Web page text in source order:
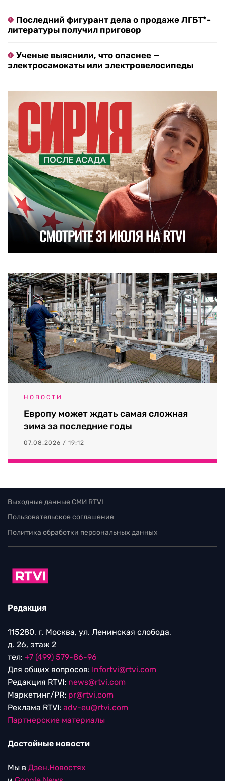
Последний фигурант дела о продаже ЛГБТ*-
литературы получил приговор
Ученые выяснили, что опаснее —
электросамокаты или электровелосипеды
НОВОСТИ
Европу может ждать самая сложная
зима за последние годы
07.08.2026 / 19:12
Выходные данные СМИ RTVI
Пользовательское соглашение
Политика обработки персональных данных
Редакция
115280, г. Москва, ул. Ленинская слобода,
д. 26, этаж 2
тел: +7 (499) 579-86-96
Для общих вопросов: Infortvi@rtvi.com
Редакция RTVI: news@rtvi.com
Маркетинг/PR: pr@rtvi.com
Реклама RTVI: adv-eu@rtvi.com
Партнерские материалы
Достойные новости
Мы в Дзен.Новостях